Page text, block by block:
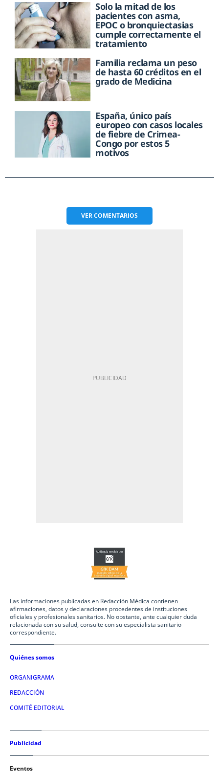
Solo la mitad de los
pacientes con asma,
EPOC o bronquiectasias
cumple correctamente el
tratamiento
Familia reclama un peso
de hasta 60 créditos en el
grado de Medicina
España, único país
europeo con casos locales
de fiebre de Crimea-
Congo por estos 5
motivos
VERCOMENTARIOS
Las informaciones publicadas en Redacción Médica contienen
afirmaciones, datos y declaraciones procedentes de instituciones
oficiales y profesionales sanitarios. No obstante, ante cualquier duda
relacionada con su salud, consulte con su especialista sanitario
correspondiente.
Quiénes somos
ORGANIGRAMA
REDACCIÓN
COMITÉ EDITORIAL
Publicidad
Eventos